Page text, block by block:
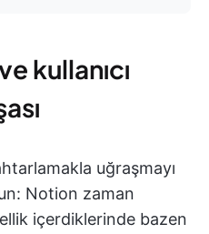
kullanıcı
uğraşmayı
Notion zaman
içerdiklerinde bazen